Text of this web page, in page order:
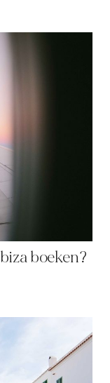
boeken?